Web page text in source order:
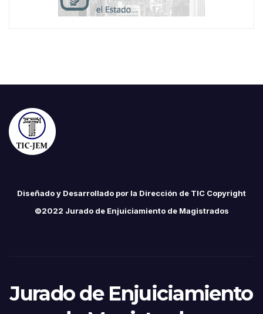
Diseñado y Desarrollado por la Dirección de TIC Copyright
©2022 Jurado de Enjuiciamiento de Magistrados
Jurado de Enjuiciamiento